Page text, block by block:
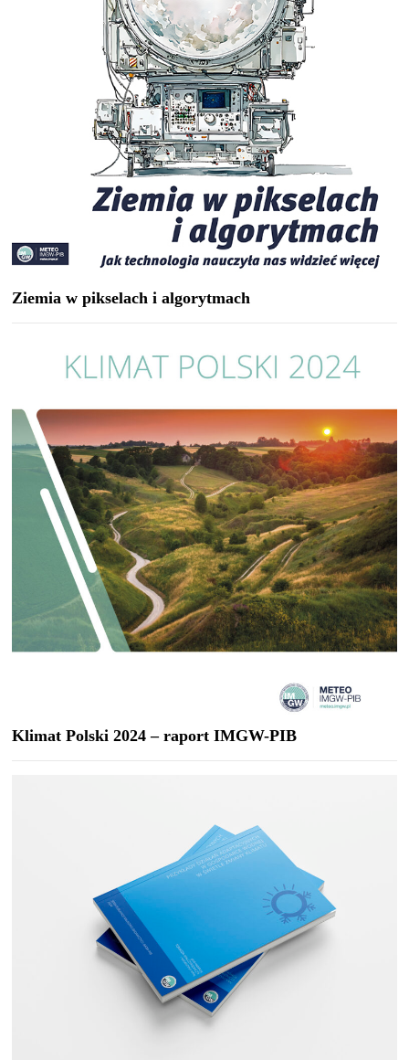
Ziemia w pikselach i algorytmach
Klimat Polski 2024 – raport IMGW-PIB